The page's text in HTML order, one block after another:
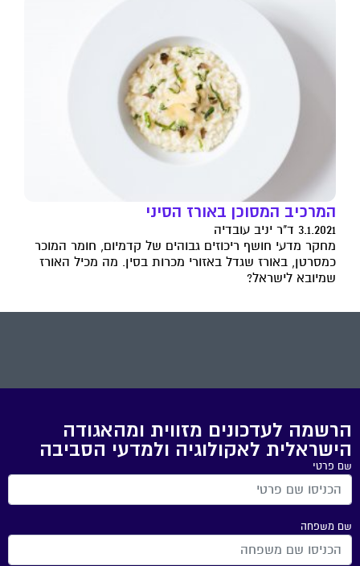
המרכיב המסוכן באורז הסיני
3.1.2021 ד"ר יניב עובדיה
מחקר מדעי חושף ריכוזים גבוהים של קדמיום, חומר המוכר
כמסרטן, באורז שגדל באזורי מכרות בסין. מה מכיל האורז
שמיובא לישראל?
הרשמה לעדכונים מזווית ומהאגודה
הישראלית לאקולוגיה ולמדעי הסביבה
שם פרטי
שם משפחה